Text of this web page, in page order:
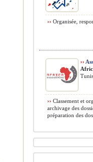
›› Organisée,
››
›› Classement et
archivage des
préparation des